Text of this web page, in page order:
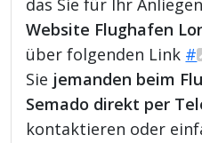
Website Flughafen
über folgenden Link #
Sie jemanden beim
Semado direkt per
kontaktieren oder